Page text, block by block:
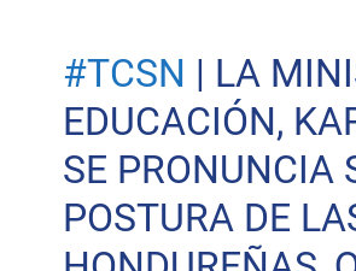
#TCSN | LA
EDUCACIÓN,
SE PRONUNCIA
POSTURA DE